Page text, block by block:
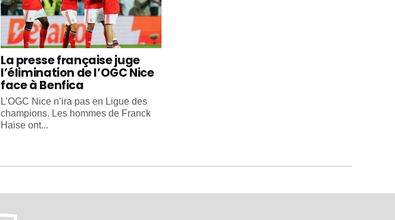
La presse française juge
l’élimination de l’OGC Nice
face à Benfica
L’OGC Nice n’ira pas en Ligue des
champions. Les hommes de Franck
Haise ont...